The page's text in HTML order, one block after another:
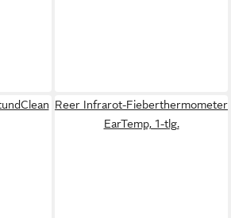
Reer Infrarot-Fieberthermometer
EarTemp, 1-tlg.